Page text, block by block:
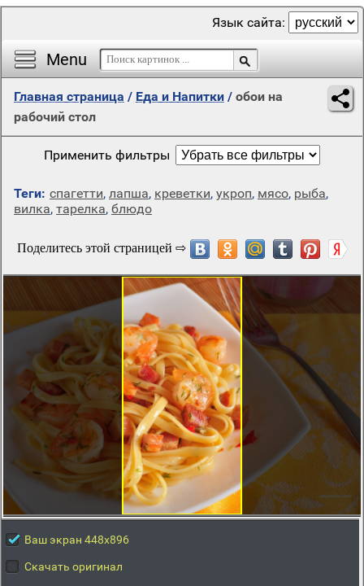
Menu
Язык сайта:
Главная страница / Еда и Напитки / обои на
рабочий стол
Применить фильтры
Теги: спагетти, лапша, креветки, укроп, мясо, рыба,
вилка, тарелка, блюдо
Ваш экран 448x896
Скачать оригинал